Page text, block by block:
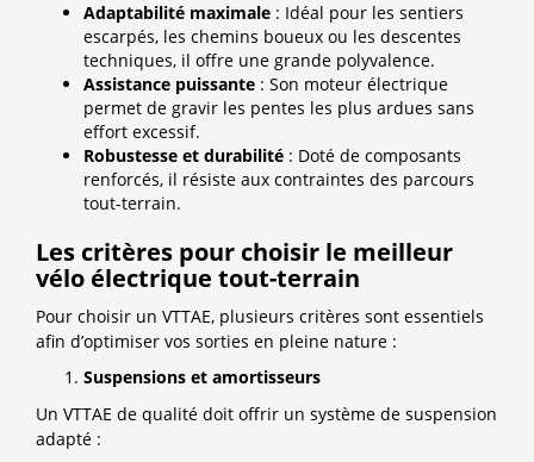
Adaptabilité maximale : Idéal pour les sentiers
escarpés, les chemins boueux ou les descentes
techniques, il offre une grande polyvalence.
Assistance puissante : Son moteur électrique
permet de gravir les pentes les plus ardues sans
effort excessif.
Robustesse et durabilité : Doté de composants
renforcés, il résiste aux contraintes des parcours
tout-terrain.
Les critères pour choisir le meilleur
vélo électrique tout-terrain
Pour choisir un VTTAE, plusieurs critères sont essentiels
afin d’optimiser vos sorties en pleine nature :
Suspensions et amortisseurs
Un VTTAE de qualité doit offrir un système de suspension
adapté :